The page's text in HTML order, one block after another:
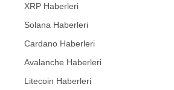
XRP Haberleri
Solana Haberleri
Cardano Haberleri
Avalanche Haberleri
Litecoin Haberleri